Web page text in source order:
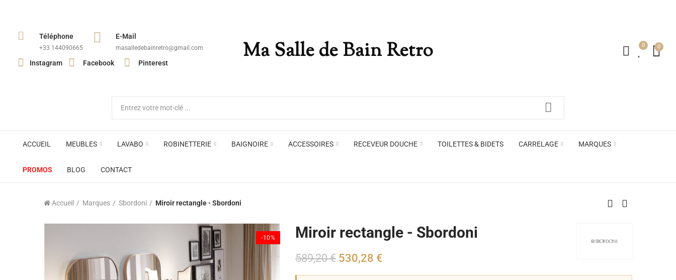
Téléphone
+33 144090665​
E-Mail
masalledebainretro@gmail.com
Instagram Facebook Pinterest Ma Salle de Bain Retro 0 0
ACCUEIL MEUBLES LAVABO ROBINETTERIE BAIGNOIRE ACCESSOIRES RECEVEUR DOUCHE TOILETTES & BIDETS CARRELAGE MARQUES
Voir toute la marque →
PROMOS BLOG CONTACT
Appliques murales Miroirs ACB
Accueil Marques Sbordoni Miroir rectangle - Sbordoni
-10% Miroir rectangle - Sbordoni
589,20 € 530,28 €